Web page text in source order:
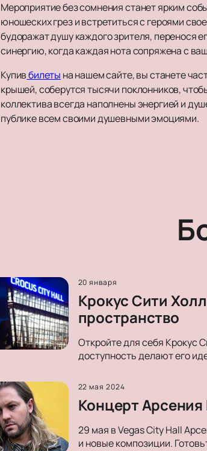
Мероприятие без сомнения станет ярким
юношеских грез и встретиться с героями
будоражат душу каждого зрителя, перенося
синергию, когда каждая нота сопряжена с
Купивбилеты на нашем сайте, вы станете
крышей, соберутся тысячи поклонников,
коллектива всегда наполнены энергией и
публике всем своими душевными эмоциями.
20 января
Крокус Сити
пространство
Откройте для себя Крокус
доступность делают его
22 мая 2024
Концерт
29 мая в Vegas City Hall
и новые композиции.